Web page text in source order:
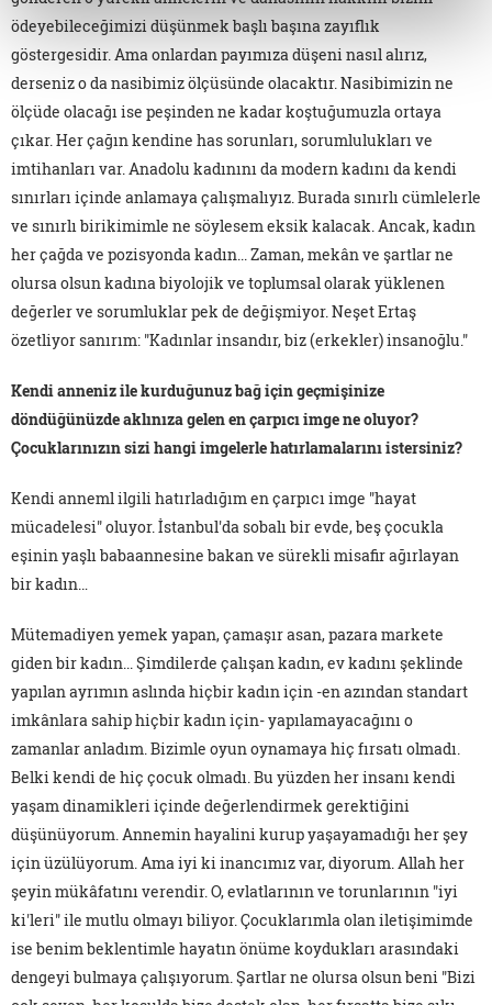
ödeyebileceğimizi düşünmek başlı başına zayıflık
göstergesidir. Ama onlardan payımıza düşeni nasıl alırız,
derseniz o da nasibimiz ölçüsünde olacaktır. Nasibimizin ne
ölçüde olacağı ise peşinden ne kadar koştuğumuzla ortaya
çıkar. Her çağın kendine has sorunları, sorumlulukları ve
imtihanları var. Anadolu kadınını da modern kadını da kendi
sınırları içinde anlamaya çalışmalıyız. Burada sınırlı cümlelerle
ve sınırlı birikimimle ne söylesem eksik kalacak. Ancak, kadın
her çağda ve pozisyonda kadın... Zaman, mekân ve şartlar ne
olursa olsun kadına biyolojik ve toplumsal olarak yüklenen
değerler ve sorumluklar pek de değişmiyor. Neşet Ertaş
özetliyor sanırım: "Kadınlar insandır, biz (erkekler) insanoğlu."
Kendi anneniz ile kurduğunuz bağ için geçmişinize
döndüğünüzde aklınıza gelen en çarpıcı imge ne oluyor?
Çocuklarınızın sizi hangi imgelerle hatırlamalarını istersiniz?
Kendi anneml ilgili hatırladığım en çarpıcı imge "hayat
mücadelesi" oluyor. İstanbul'da sobalı bir evde, beş çocukla
eşinin yaşlı babaannesine bakan ve sürekli misafir ağırlayan
bir kadın…
Mütemadiyen yemek yapan, çamaşır asan, pazara markete
giden bir kadın... Şimdilerde çalışan kadın, ev kadını şeklinde
yapılan ayrımın aslında hiçbir kadın için -en azından standart
imkânlara sahip hiçbir kadın için- yapılamayacağını o
zamanlar anladım. Bizimle oyun oynamaya hiç fırsatı olmadı.
Belki kendi de hiç çocuk olmadı. Bu yüzden her insanı kendi
yaşam dinamikleri içinde değerlendirmek gerektiğini
düşünüyorum. Annemin hayalini kurup yaşayamadığı her şey
için üzülüyorum. Ama iyi ki inancımız var, diyorum. Allah her
şeyin mükâfatını verendir. O, evlatlarının ve torunlarının "iyi
ki'leri" ile mutlu olmayı biliyor. Çocuklarımla olan iletişimimde
ise benim beklentimle hayatın önüme koydukları arasındaki
dengeyi bulmaya çalışıyorum. Şartlar ne olursa olsun beni "Bizi